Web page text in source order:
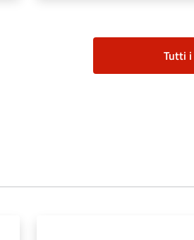
Tutti